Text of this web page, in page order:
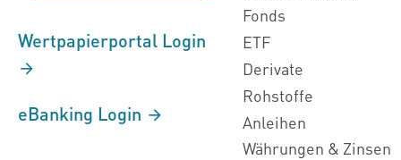
Wertpapierportal Login
eBanking Login
Fonds
ETF
Derivate
Rohstoffe
Anleihen
Währungen & Zinsen